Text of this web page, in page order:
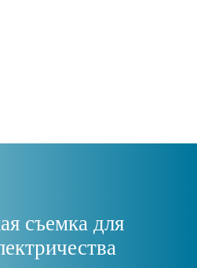
съемка для